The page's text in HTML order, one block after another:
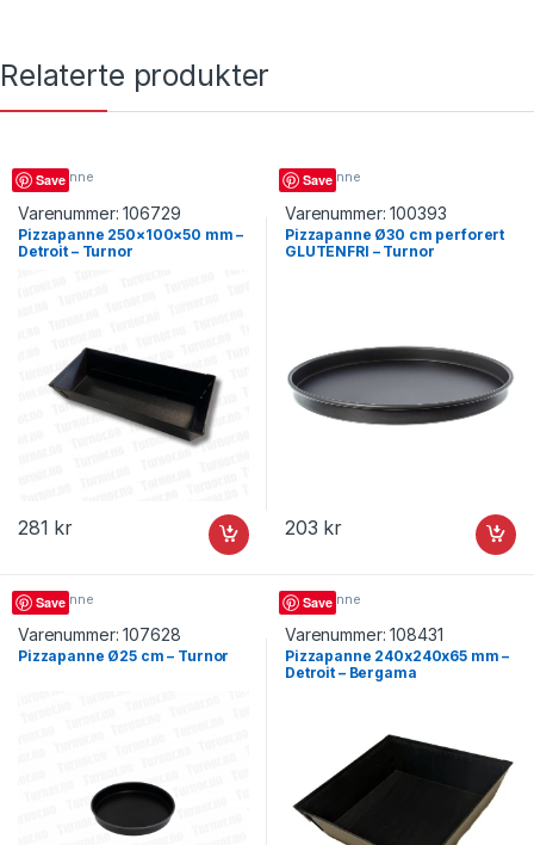
Relaterte produkter
Save
Pizzapanne
Varenummer:106729
Pizzapanne 250×100×50 mm –
Detroit – Turnor
281 kr
Save
Pizzapanne
Varenummer:100393
Pizzapanne Ø30 cm perforert
GLUTENFRI – Turnor
203 kr
Save
Pizzapanne
Varenummer:107628
Pizzapanne Ø25 cm – Turnor
Save
Pizzapanne
Varenummer:108431
Pizzapanne 240x240x65 mm –
Detroit – Bergama